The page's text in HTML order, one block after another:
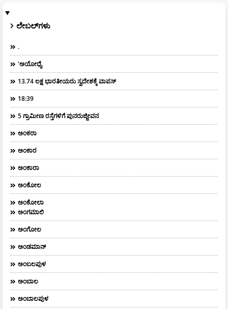
ಲೇಬಲ್‌ಗಳು
.
'ಅಯೋಧ್ಯೆ
13.74 ಲಕ್ಷ ಭಾರತೀಯರು ಸ್ವದೇಶಕ್ಕೆ ವಾಪಸ್
18:39
5 ಗ್ರಾಮೀಣ ರಸ್ತೆಗಳಿಗೆ ಪುನರುಜ್ಜೀವನ
ಅಂಕರಾ
ಅಂಕಾರ
ಅಂಕಾರಾ
ಅಂಕೋಲ
ಅಂಕೋಲಾ
ಅಂಗಮಾಲಿ
ಅಂಗೋಲ
ಅಂಡಮಾನ್
ಅಂಬಲಪುಳ
ಅಂಬಾಲ
ಅಂಬಾಲಪುಳ